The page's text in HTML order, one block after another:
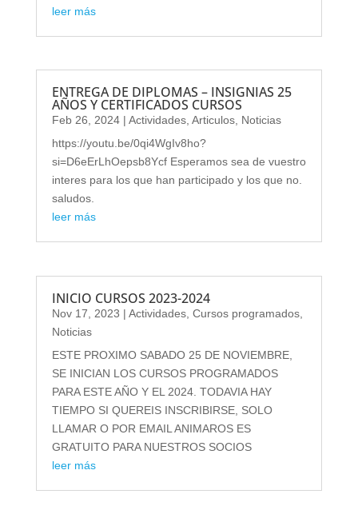
leer más
ENTREGA DE DIPLOMAS – INSIGNIAS 25
AÑOS Y CERTIFICADOS CURSOS
Feb 26, 2024| Actividades, Articulos, Noticias
https://youtu.be/0qi4WgIv8ho?
si=D6eErLhOepsb8Ycf Esperamos sea de vuestro
interes para los que han participado y los que no.
saludos.
leer más
INICIO CURSOS 2023-2024
Nov 17, 2023 | Actividades, Cursos programados,
Noticias
ESTE PROXIMO SABADO 25 DE NOVIEMBRE,
SE INICIAN LOS CURSOS PROGRAMADOS
PARA ESTE AÑO Y EL 2024. TODAVIA HAY
TIEMPO SI QUEREIS INSCRIBIRSE, SOLO
LLAMAR O POR EMAIL ANIMAROS ES
GRATUITO PARA NUESTROS SOCIOS
leer más